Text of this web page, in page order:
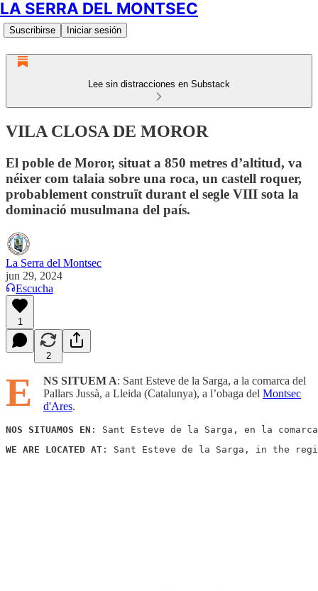
LA SERRA DEL MONTSEC
Suscribirse Iniciar sesión
Lee sin distracciones en Substack
VILA CLOSA DE MOROR
El poble de Moror, situat a 850 metres d’altitud, va
néixer com talaia sobre una roca, un castell roquer,
probablement construït durant el segle VIII sota la
dominació musulmana del país.
La Serra del Montsec
jun 29, 2024
Escucha
1
2
E NS SITUEM A: Sant Esteve de la Sarga, a la comarca del
Pallars Jussà, a Lleida (Catalunya), a l’obaga del Montsec
d'Ares.
NOS SITUAMOS EN : Sant Esteve de la Sarga, en la
WE ARE LOCATED AT : Sant Esteve de la Sarga, in the